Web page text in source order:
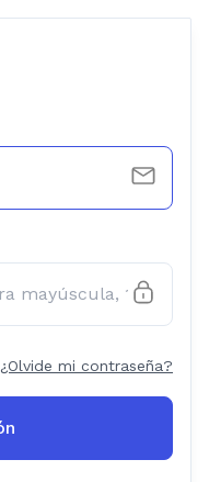
¿Olvide mi contraseña?